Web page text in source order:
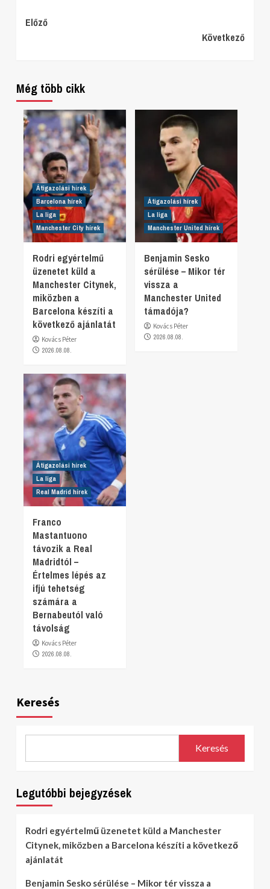
Continue
Előző
Következő
Még több cikk
Átigazolási hírek
Barcelona hírek
La liga
Manchester City hírek
Rodri egyértelmű
üzenetet küld a
Manchester Citynek,
miközben a
Barcelona készíti a
következő ajánlatát
Kovács Péter
2026.08.08.
Átigazolási hírek
La liga
Manchester United hírek
Benjamin Sesko
sérülése – Mikor tér
vissza a
Manchester United
támadója?
Kovács Péter
2026.08.08.
Átigazolási hírek
La liga
Real Madrid hírek
Franco
Mastantuono
távozik a Real
Madridtól –
Értelmes lépés az
ifjú tehetség
számára a
Bernabeutól való
távolság
Kovács Péter
2026.08.08.
Keresés
Keresés
Legutóbbi bejegyzések
Rodri egyértelmű üzenetet küld a Manchester
Citynek, miközben a Barcelona készíti a következő
ajánlatát
Benjamin Sesko sérülése – Mikor tér vissza a